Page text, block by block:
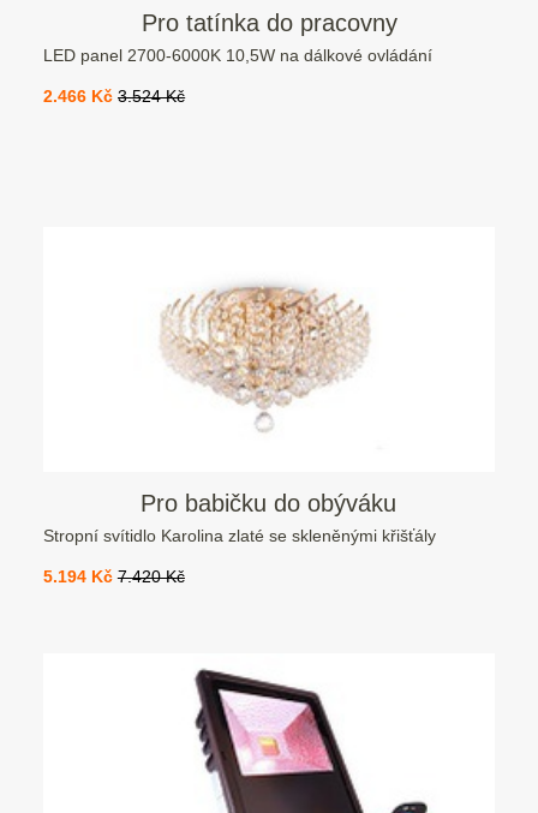
Pro tatínka do pracovny
LED panel 2700-6000K 10,5W na dálkové ovládání
2.466 Kč3.524 Kč
Pro babičku do obýváku
Stropní svítidlo Karolina zlaté se skleněnými křišťály
5.194 Kč7.420 Kč